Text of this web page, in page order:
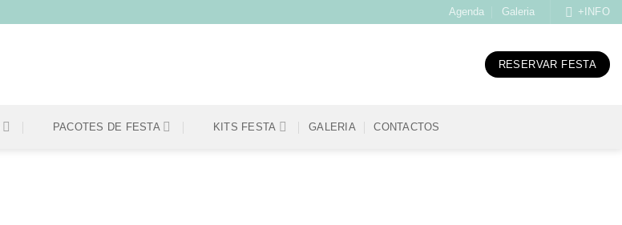
Agenda Galeria +INFO
RESERVAR FESTA
PACOTES DE FESTA KITS FESTA GALERIA CONTACTOS